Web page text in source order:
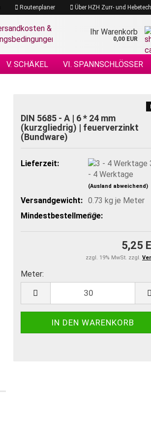
Routenplaner Über HZH Zurr- und
Ihr Warenkorb
0,00 EUR
V. SCHÄKEL VI. SPANNSCHLÖSSER
DIN 5685 - A | 6 * 24 mm
(kurzgliedrig) | feuerverzinkt
(Bundware)
Lieferzeit:
- 4 Werktage
(Ausland abweichend)
Versandgewicht: 0.73 kg je Meter
Mindestbestellmenge:
30
5,25
zzgl. 19% MwSt. zzgl.
Meter:
Meter